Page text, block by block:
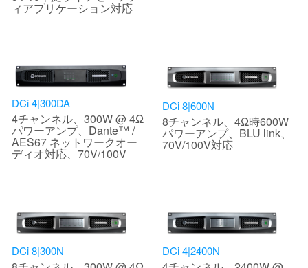
ィアプリケーション対応
DCi 4|300DA
4チャンネル、300W @ 4Ω
パワーアンプ、Dante™ /
AES67 ネットワークオー
ディオ対応、70V/100V
DCi 8|600N
8チャンネル、4Ω時600W
パワーアンプ、BLU link、
70V/100V対応
DCi 8|300N DCi 4|2400N